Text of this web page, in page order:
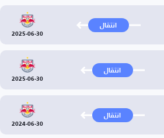
انتقال
2025-06-30
انتقال
2025-06-30
انتقال
2024-06-30